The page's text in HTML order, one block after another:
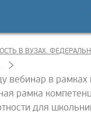
В ВУЗАХ.
вебинар в рамках
рамка
для